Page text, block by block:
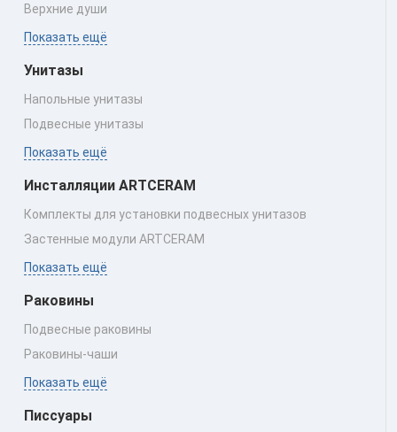
Верхние души
Показать ещё
Унитазы
Напольные унитазы
Подвесные унитазы
Показать ещё
Инсталляции ARTCERAM
Комплекты для установки подвесных унитазов
Застенные модули ARTCERAM
Показать ещё
Раковины
Подвесные раковины
Раковины‑чаши
Показать ещё
Писсуары